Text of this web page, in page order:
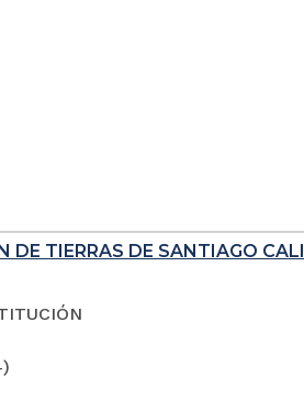
DE TIERRAS DE SANTIAGO CALI